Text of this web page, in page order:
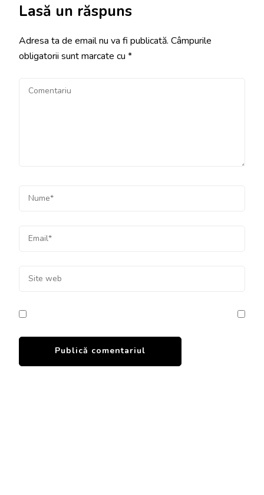
Lasă un răspuns
Adresa ta de email nu va fi publicată. Câmpurile
obligatorii sunt marcate cu *